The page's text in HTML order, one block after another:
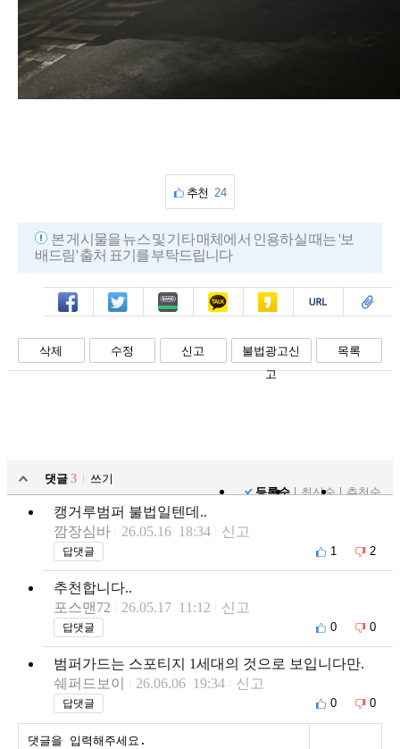
추천 24
본 게시물을 뉴스 및 기타 매체에서 인용하실 때는 '보
배드림' 출처 표기를 부탁드립니다
페북 트윗 밴드 카톡 카스 복사 스크랩
삭제 수정 신고
불법광고신
고
목록
댓글 3
쓰기
등록순
최신순 추천순
캥거루범퍼 불법일텐데..
깜장심바
26.05.16 18:34 신고
답댓글 1 2
추천합니다..
포스맨72
26.05.17 11:12 신고
답댓글 0 0
범퍼가드는 스포티지 1세대의 것으로 보입니다만.
쉐퍼드보이
26.06.06 19:34 신고
답댓글 0 0